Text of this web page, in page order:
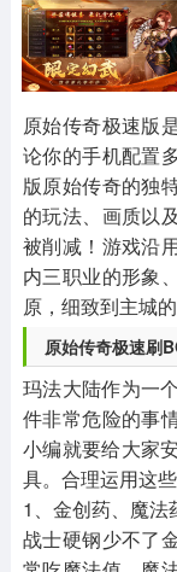
269款应用
其他
1654款应用
原始传奇极速版
论你的手机配置
版原始传奇的独
的玩法、画质以
被削减！游戏沿
内三职业的形象
原，细致到主城
原始传奇极速刷
玛法大陆作为一
件非常危险的事
小编就要给大家
具。合理运用这些
1、金创药、魔法
战士硬钢少不了